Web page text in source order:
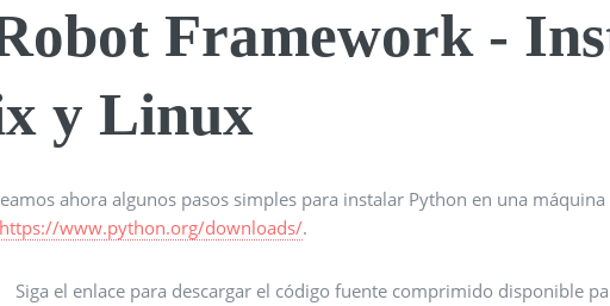
Framework -
y Linux
ahora algunos pasos simples para instalar Python en una
https://www.python.org/downloads/.
Siga el enlace para descargar el código fuente comprimido disponible